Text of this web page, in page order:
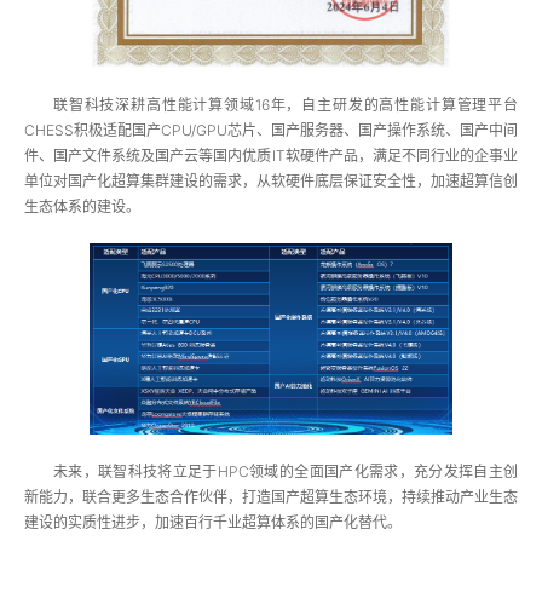
联智科技深耕高性能计算领域16年，自主研发的高性能计算管理平台
CHESS积极适配国产CPU/GPU芯片、国产服务器、国产操作系统、国产中间
件、国产文件系统及国产云等国内优质IT软硬件产品，满足不同行业的企事业
单位对国产化超算集群建设的需求，从软硬件底层保证安全性，加速超算信创
生态体系的建设。
未来，联智科技将立足于HPC领域的全面国产化需求，充分发挥自主创
新能力，联合更多生态合作伙伴，打造国产超算生态环境，持续推动产业生态
建设的实质性进步，加速百行千业超算体系的国产化替代。